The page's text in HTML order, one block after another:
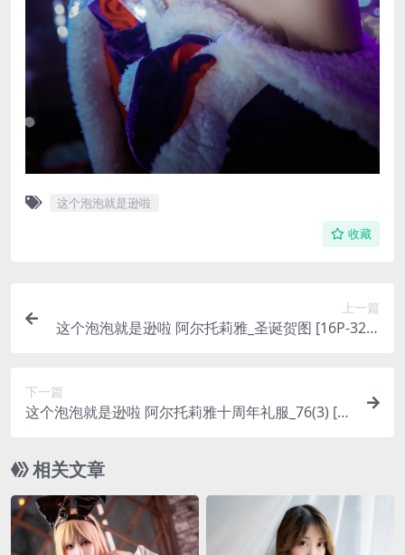
这个泡泡就是逊啦
收藏
上一篇
这个泡泡就是逊啦 阿尔托莉雅_圣诞贺图 [16P-32M
下一篇
这个泡泡就是逊啦 阿尔托莉雅十周年礼服_76(3) [1
相关文章